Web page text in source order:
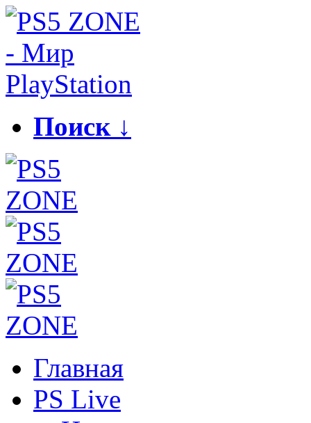
Поиск ↓
Главная
PS Live